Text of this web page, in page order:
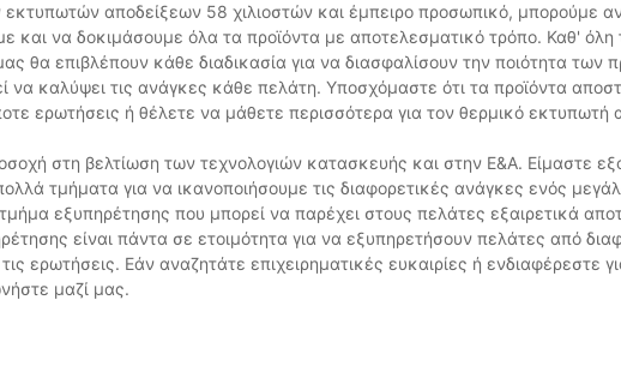
αποδείξεων 58 χιλιοστών και έμπειρο προσωπικό, μπορούμε
να δοκιμάσουμε όλα τα προϊόντα με αποτελεσματικό τρόπο. Καθ' όλη
θα επιβλέπουν κάθε διαδικασία για να διασφαλίσουν την ποιότητα των
να καλύψει τις ανάγκες κάθε πελάτη. Υποσχόμαστε ότι τα προϊόντα
ερωτήσεις ή θέλετε να μάθετε περισσότερα για τον θερμικό εκτυπωτή
στη βελτίωση των τεχνολογιών κατασκευής και στην Ε&Α. Είμαστε
τμήματα για να ικανοποιήσουμε τις διαφορετικές ανάγκες ενός
εξυπηρέτησης που μπορεί να παρέχει στους πελάτες εξαιρετικά
είναι πάντα σε ετοιμότητα για να εξυπηρετήσουν πελάτες από
ερωτήσεις. Εάν αναζητάτε επιχειρηματικές ευκαιρίες ή ενδιαφέρεστε
μαζί μας.